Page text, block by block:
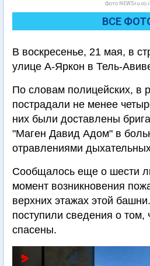
Фото NEWSru.co.il
ВСЕ
В воскресенье, 21 мая, в
улице А-Яркон в Тель-
По словам полицейских, в
пострадали не менее
них были доставлены
"Маген Давид Адом" в
отравлениями
Сообщалось еще о шести
момент возникновения
верхних этажах этой
поступили сведения о том,
спасены.